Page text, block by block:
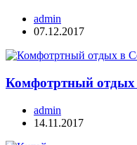
admin
07.12.2017
Комфотртный
admin
14.11.2017